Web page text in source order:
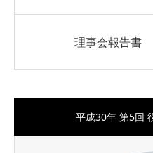
理事会報告書
平成30年 第5回